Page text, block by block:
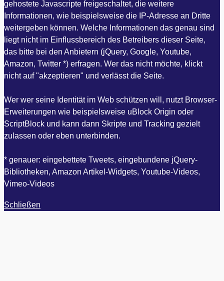
gehostete Javascripte freigeschaltet, die weitere
Informationen, wie beispielsweise die IP-Adresse an Dritte
weitergeben können. Welche Informationen das genau sind
liegt nicht im Einflussbereich des Betreibers dieser Seite,
das bitte bei den Anbietern (jQuery, Google, Youtube,
Amazon, Twitter *) erfragen. Wer das nicht möchte, klickt
nicht auf "akzeptieren" und verlässt die Seite.
Wer wer seine Identität im Web schützen will, nutzt Browser-
Erweiterungen wie beispielsweise uBlock Origin oder
ScriptBlock und kann dann Skripte und Tracking gezielt
zulassen oder eben unterbinden.
* genauer: eingebettete Tweets, eingebundene jQuery-
Bibliotheken, Amazon Artikel-Widgets, Youtube-Videos,
Vimeo-Videos
Schließen